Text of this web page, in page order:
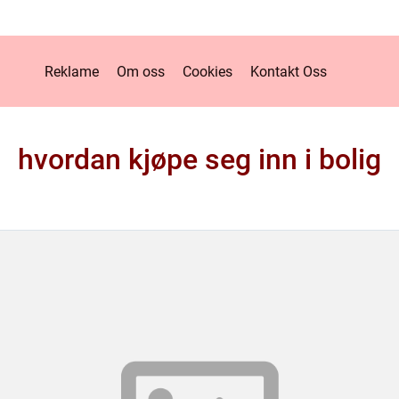
Reklame Om oss Cookies Kontakt Oss
hvordan kjøpe seg inn i bolig